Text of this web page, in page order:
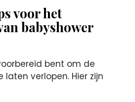
voor het
babyshower
bent om de
laten verlopen.​ Hier zijn